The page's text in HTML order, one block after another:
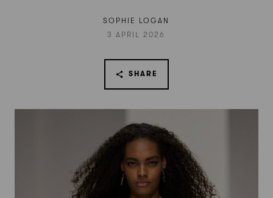
SOPHIE LOGAN
3 APRIL 2026
SHARE